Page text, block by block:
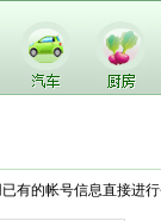
有的帐号信息直接进行